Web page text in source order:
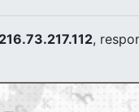
216.73.217.112,